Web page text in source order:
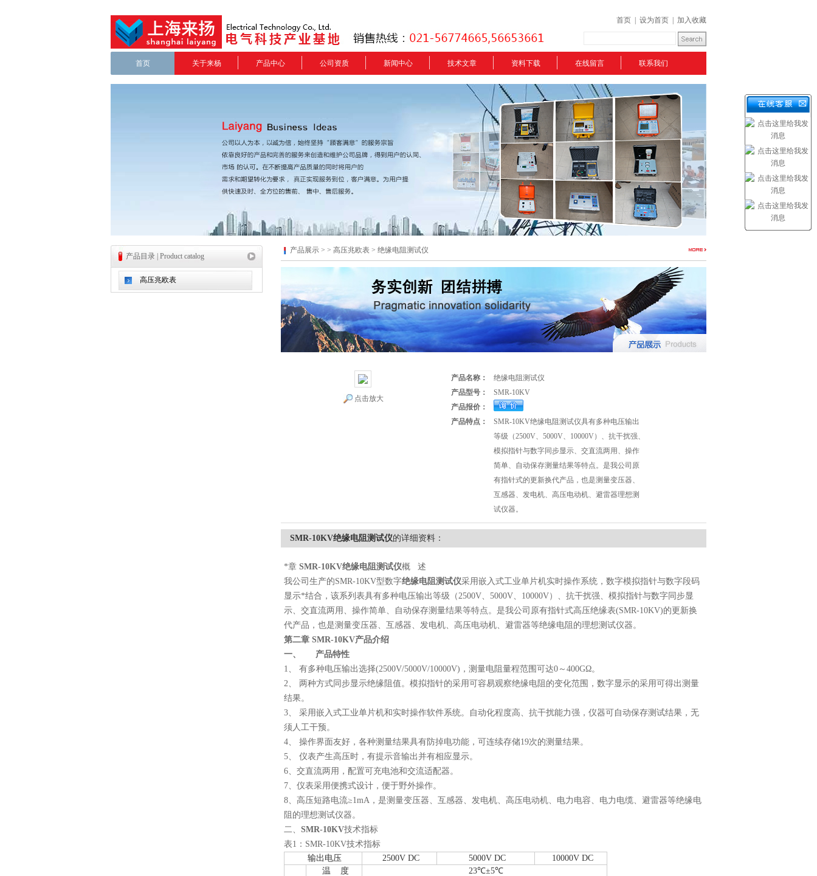
首页 设为首页 加入收藏
首页 关于来杨 产品中心 公司资质 新闻中心 技术文章 资料下载 在线留言 联系我们
产品目录 | Product catalog
高压兆欧表
产品展示 > > 高压兆欧表 > 绝缘电阻测试仪
点击放大
产品名称：
绝缘电阻测试仪
产品型号：
SMR-10KV
产品报价：
产品特点：
SMR-10KV绝缘电阻测试仪具有多种电压输出
等级（2500V、5000V、10000V）、抗干扰强、
模拟指针与数字同步显示、交直流两用、操作
简单、自动保存测量结果等特点。是我公司原
有指针式的更新换代产品，也是测量变压器、
互感器、发电机、高压电动机、避雷器理想测
试仪器。
SMR-10KV绝缘电阻测试仪的详细资料：
*章 SMR-10KV绝缘电阻测试仪概 述
我公司生产的SMR-10KV型数字绝缘电阻测试仪采用嵌入式工业单片机实时操作系统，数字模拟指针与数字段码
显示*结合，该系列表具有多种电压输出等级（2500V、5000V、10000V）、抗干扰强、模拟指针与数字同步显
示、交直流两用、操作简单、自动保存测量结果等特点。是我公司原有指针式高压绝缘表(SMR-10KV)的更新换
代产品，也是测量变压器、互感器、发电机、高压电动机、避雷器等绝缘电阻的理想测试仪器。
第二章 SMR-10KV产品介绍
一、
产品特性
1、 有多种电压输出选择(2500V/5000V/10000V)，测量电阻量程范围可达0～400GΩ。
2、 两种方式同步显示绝缘阻值。模拟指针的采用可容易观察绝缘电阻的变化范围，数字显示的采用可得出测量
结果。
3、 采用嵌入式工业单片机和实时操作软件系统。自动化程度高、抗干扰能力强，仪器可自动保存测试结果，无
须人工干预。
4、 操作界面友好，各种测量结果具有防掉电功能，可连续存储19次的测量结果。
5、 仪表产生高压时，有提示音输出并有相应显示。
6、交直流两用，配置可充电池和交流适配器。
7、仪表采用便携式设计，便于野外操作。
8、高压短路电流≥1mA，是测量变压器、互感器、发电机、高压电动机、电力电容、电力电缆、避雷器等绝缘电
阻的理想测试仪器。
二、 SMR-10KV技术指标
表1：SMR-10KV技术指标
输出电压
2500V DC 5000V DC 10000V DC
温 度 23℃±5℃